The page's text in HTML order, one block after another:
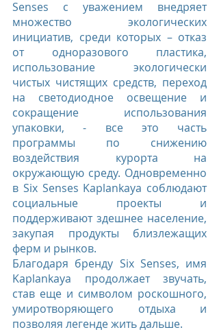
Senses с уважением внедряет
множество экологических
инициатив, среди которых – отказ
от одноразового пластика,
использование экологически
чистых чистящих средств, переход
на светодиодное освещение и
сокращение использования
упаковки, - все это часть
программы по снижению
воздействия курорта на
окружающую среду. Одновременно
в Six Senses Kaplankaya соблюдают
социальные проекты и
поддерживают здешнее население,
закупая продукты близлежащих
ферм и рынков.
Благодаря бренду Six Senses, имя
Kaplankaya продолжает звучать,
став еще и символом роскошного,
умиротворяющего отдыха и
позволяя легенде жить дальше.